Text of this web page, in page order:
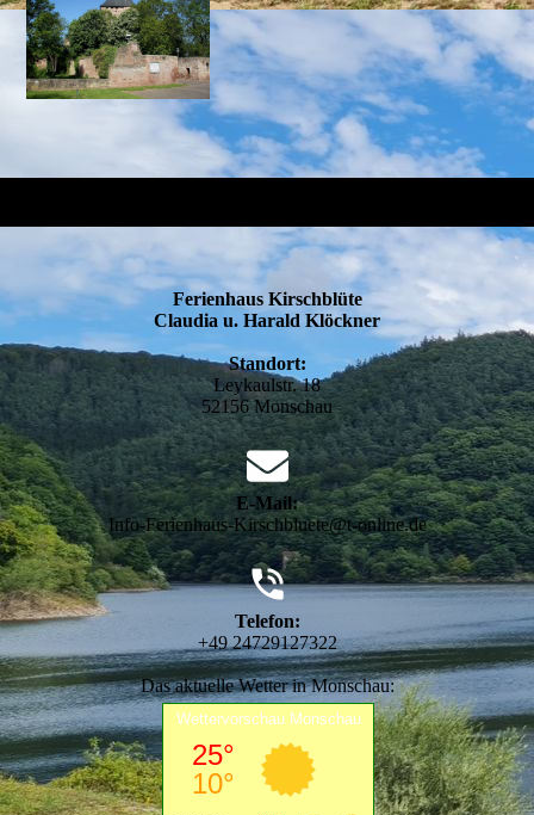
Ferienhaus Kirschblüte
Claudia u. Harald Klöckner
Standort:
Leykaulstr. 18
52156 Monschau
E-Mail:
Info-Ferienhaus-Kirschbluete@t-online.de
Telefon:
+49 24729127322
Das aktuelle Wetter in Monschau: